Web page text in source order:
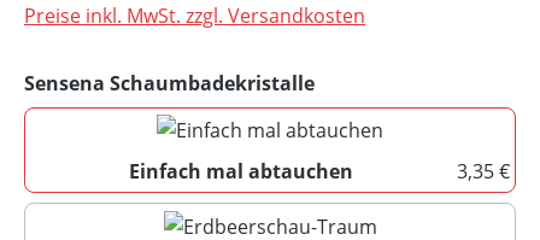
Preise inkl. MwSt. zzgl. Versandkosten
Sensena Schaumbadekristalleauswählen
Einfach mal abtauchen
3,35 €
Einfach mal abtauchen